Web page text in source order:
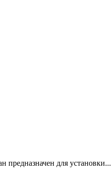
для установки...